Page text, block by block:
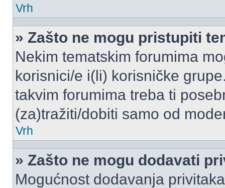
Vrh
» Zašto ne mogu pristupiti
Nekim tematskim forumima
korisnici/e i(li) korisničke
takvim forumima treba ti
(za)tražiti/dobiti samo od
Vrh
» Zašto ne mogu dodavati
Mogućnost dodavanja